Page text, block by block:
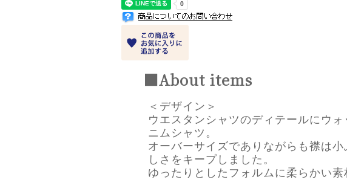
■About items
＜デザイン＞
ウエスタンシャツのディテールにウ
ニムシャツ。
オーバーサイズでありながらも襟は
しさをキープしました。
ゆったりとしたフォルムに柔らかい